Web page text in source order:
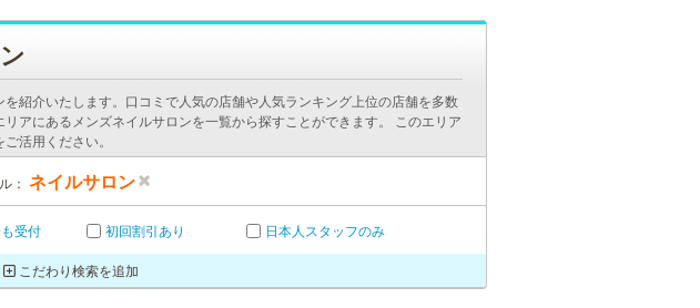
紹介いたします。口コミで人気の店舗や人気ランキング上位の店舗を多数
アにあるメンズネイルサロンを一覧から探すことができます。 このエリア
活用ください。
： ネイルサロン
受付 初回割引あり 日本人スタッフのみ
こだわり検索を追加